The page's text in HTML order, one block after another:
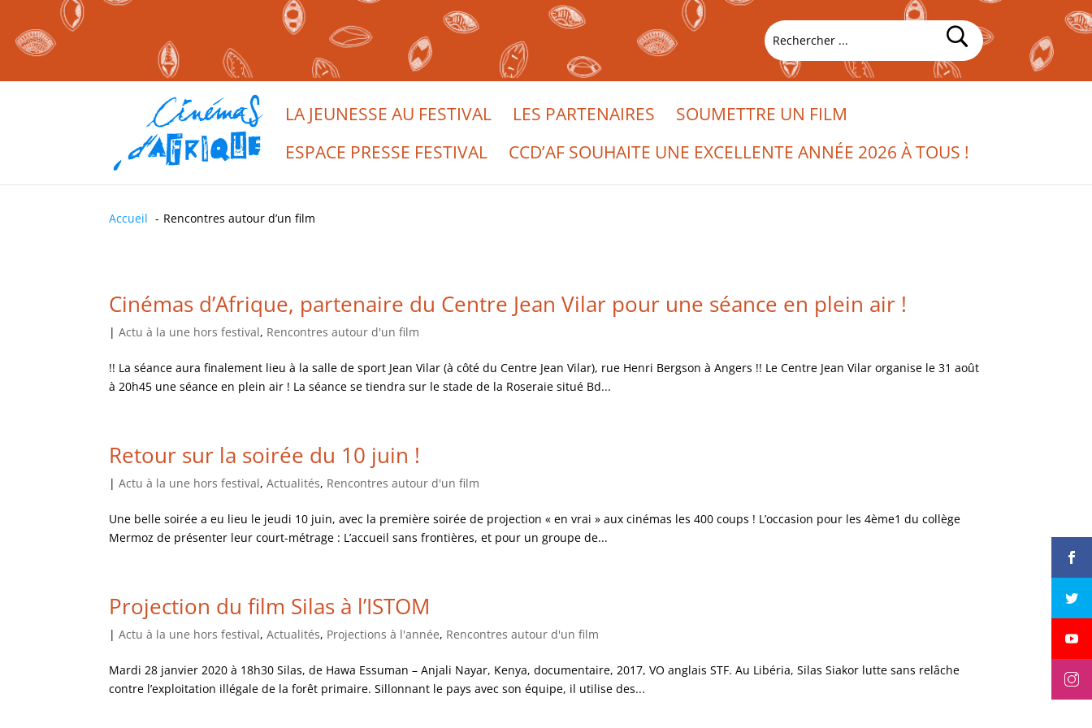
LA JEUNESSE AU FESTIVAL LES PARTENAIRES
SOUMETTRE UN FILM
ESPACE PRESSE FESTIVAL
CCD’AF SOUHAITE UNE EXCELLENTE ANNÉE 2026 À TOUS !
Accueil Rencontres autour d’un film
Cinémas d’Afrique, partenaire du Centre Jean Vilar pour une séance en plein air !
|Actu à la une hors festival, Rencontres autour d'un film
!! La séance aura finalement lieu à la salle de sport Jean Vilar (à côté du Centre Jean Vilar), rue Henri Bergson à Angers !! Le Centre Jean Vilar organise le 31 août
à 20h45 une séance en plein air ! La séance se tiendra sur le stade de la Roseraie situé Bd...
Retour sur la soirée du 10 juin !
|Actu à la une hors festival,Actualités, Rencontres autour d'un film
Une belle soirée a eu lieu le jeudi 10 juin, avec la première soirée de projection « en vrai » aux cinémas les 400 coups ! L’occasion pour les 4ème1 du collège
Mermoz de présenter leur court-métrage : L’accueil sans frontières, et pour un groupe de...
Projection du film Silas à l’ISTOM
|Actu à la une hors festival,Actualités, Projections à l'année, Rencontres autour d'un film
Mardi 28 janvier 2020 à 18h30 Silas, de Hawa Essuman – Anjali Nayar, Kenya, documentaire, 2017, VO anglais STF. Au Libéria, Silas Siakor lutte sans relâche
contre l’exploitation illégale de la forêt primaire. Sillonnant le pays avec son équipe, il utilise des...